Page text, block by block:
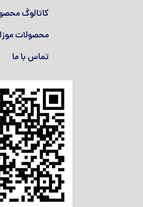
کاتالوگ
محصولات
تماس با ما